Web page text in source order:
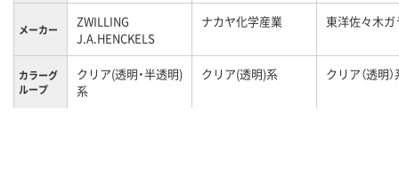
メーカー
ZWILLING
J.A.HENCKELS
ナカヤ化学産業 東洋佐々木ガ
カラーグ
ループ
クリア(透明・半透明)
系
クリア(透明)系 クリア（透明）